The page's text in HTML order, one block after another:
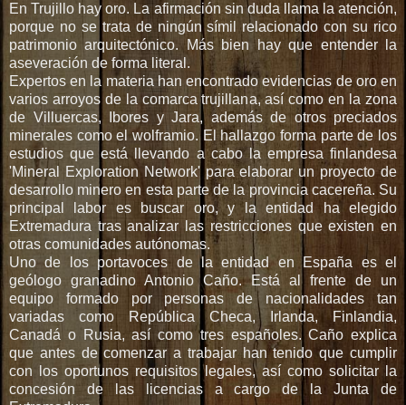
w
.
l
i
b
e
r
t
a
d
d
i
g
i
t
a
l
.
c
o
m
/
En Trujillo hay oro. La afirmación sin duda llama la atención,
porque no se trata de ningún símil relacionado con su rico
patrimonio arquitectónico. Más bien hay que entender la
aseveración de forma literal.
Expertos en la materia han encontrado evidencias de oro en
varios arroyos de la comarca trujillana, así como en la zona
de Villuercas, Ibores y Jara, además de otros preciados
minerales como el wolframio. El hallazgo forma parte de los
estudios que está llevando a cabo la empresa finlandesa
'Mineral Exploration Network' para elaborar un proyecto de
desarrollo minero en esta parte de la provincia cacereña. Su
principal labor es buscar oro, y la entidad ha elegido
Extremadura tras analizar las restricciones que existen en
otras comunidades autónomas.
Uno de los portavoces de la entidad en España es el
geólogo granadino Antonio Caño. Está al frente de un
equipo formado por personas de nacionalidades tan
variadas como República Checa, Irlanda, Finlandia,
Canadá o Rusia, así como tres españoles. Caño explica
que antes de comenzar a trabajar han tenido que cumplir
con los oportunos requisitos legales, así como solicitar la
concesión de las licencias a cargo de la Junta de